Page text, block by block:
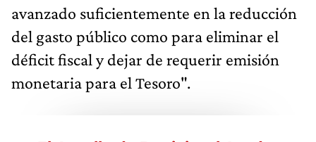
avanzado suficientemente en la reducción
del gasto público como para eliminar el
déficit fiscal y dejar de requerir emisión
monetaria para el Tesoro".